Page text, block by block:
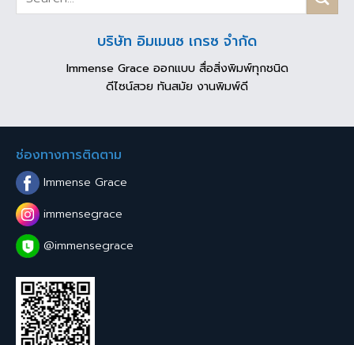
บริษัท อิมเมนซ เกรซ จำกัด
Immense Grace ออกแบบ สื่อสิ่งพิมพ์ทุกชนิด
ดีไซน์สวย ทันสมัย งานพิมพ์ดี
ช่องทางการติดตาม
Immense Grace
immensegrace
@immensegrace